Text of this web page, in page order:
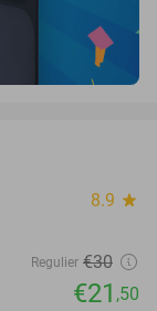
8.9 star
Regulier €30
€21 ,50